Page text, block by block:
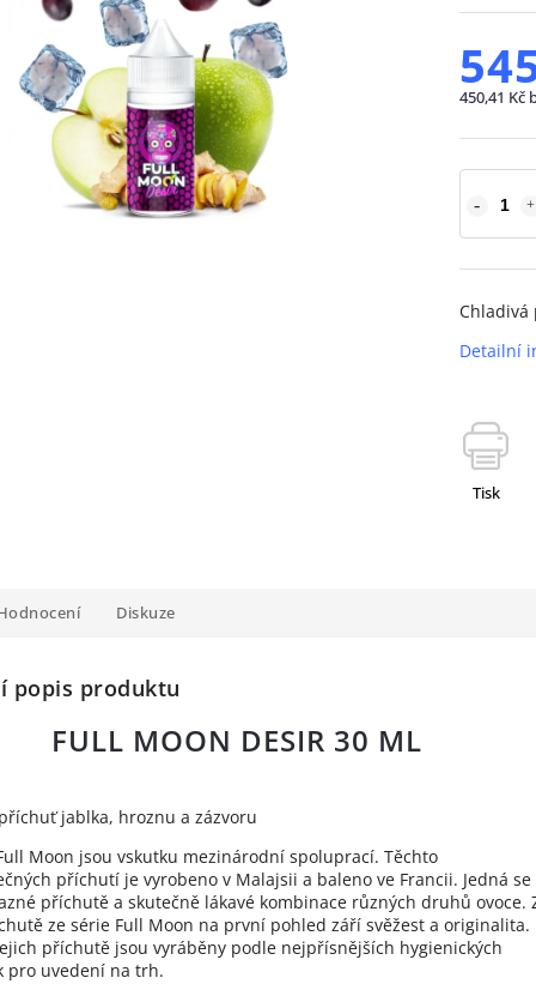
450,41 Kč
Chladivá
Detailní
Tisk
Diskuze
popis produktu
FULL MOON DESIR 30 ML
jablka, hroznu a zázvoru
Moon jsou vskutku mezinárodní spoluprací. Těchto
příchutí je vyrobeno v Malajsii a baleno ve Francii. Jedná se
příchutě a skutečně lákavé kombinace různých druhů ovoce.
ze série Full Moon na první pohled září svěžest a originalita.
příchutě jsou vyráběny podle nejpřísnějších hygienických
pro uvedení na trh.